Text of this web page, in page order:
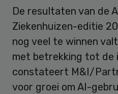
De resultaten van de
Ziekenhuizen-editie
nog veel te winnen
met betrekking tot de
constateert M&I/
voor groei om AI-